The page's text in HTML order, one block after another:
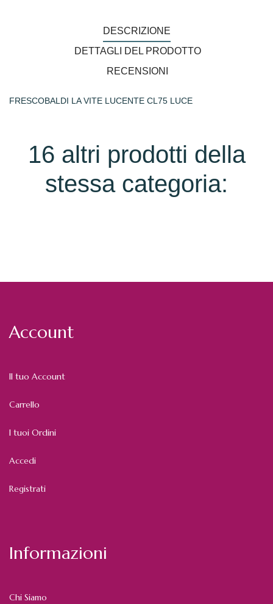
DESCRIZIONE
DETTAGLI DEL PRODOTTO
RECENSIONI
FRESCOBALDI LA VITE LUCENTE CL75 LUCE
16 altri prodotti della
stessa categoria:
Account
Il tuo Account
Carrello
I tuoi Ordini
Accedi
Registrati
Informazioni
Chi Siamo